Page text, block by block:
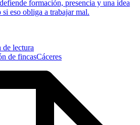
formación, presencia y una idea
eso obliga a trabajar mal.
de lectura
de fincasCáceres